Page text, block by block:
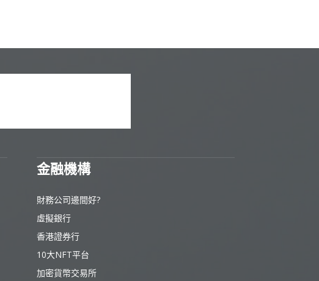
金融機構
財務公司邊間好?
虛擬銀行
香港證券行
10大NFT平台
加密貨幣交易所